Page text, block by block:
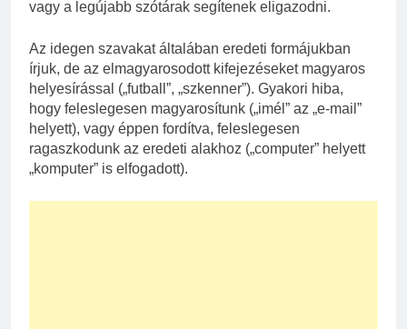
vagy a legújabb szótárak segítenek eligazodni.
Az idegen szavakat általában eredeti formájukban
írjuk, de az elmagyarosodott kifejezéseket magyaros
helyesírással („futball”, „szkenner”). Gyakori hiba,
hogy feleslegesen magyarosítunk („imél” az „e-mail”
helyett), vagy éppen fordítva, feleslegesen
ragaszkodunk az eredeti alakhoz („computer” helyett
„komputer” is elfogadott).